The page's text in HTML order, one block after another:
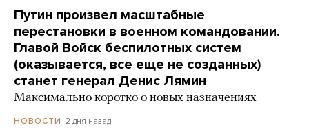
Путин произвел масштабные
перестановки в военном командовании.
Главой Войск беспилотных систем
(оказывается, все еще не созданных)
станет генерал Денис Лямин
Максимально коротко о новых назначениях
НОВОСТИ 2 дня назад